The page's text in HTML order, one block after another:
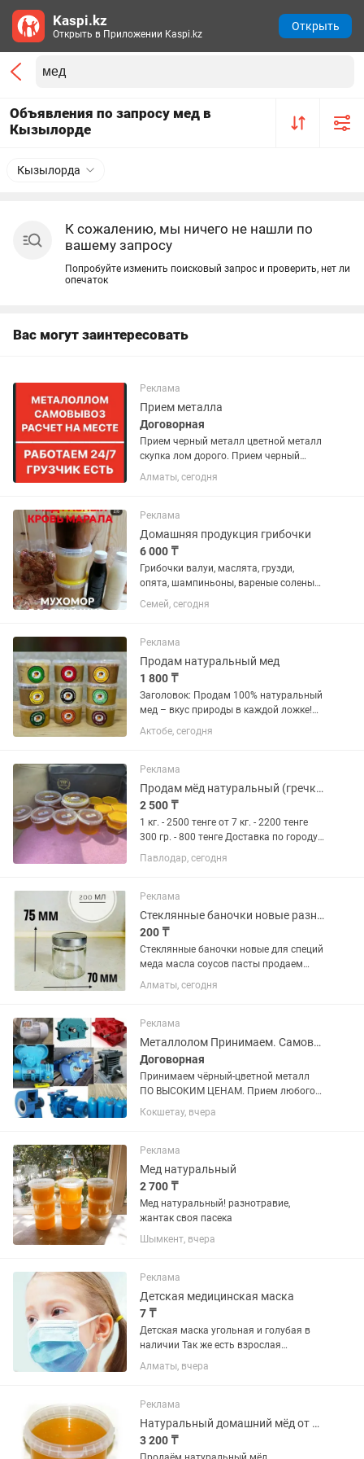
Объявления по запросу мед в
Кызылорде
Кызылорда
К сожалению, мы ничего не нашли по
вашему запросу
Попробуйте изменить поисковый запрос и проверить, нет ли
опечаток
Вас могут заинтересовать
Реклама
Прием металла
Договорная
Прием черный металл цветной металл
скупка лом дорого. Прием черный
металл цветной металл скупка лом
дорого. ПРИНИМАЕМ ЧЕРНЫЙ И
ВСЕВОЗМОЖНЫЕ виды металла:
аккумуляторы,...
Алматы, сегодня
Реклама
Домашняя продукция грибочки
6 000 ₸
Грибочки валуи, маслята, грузди,
опята, шампиньоны, вареные соленые,
6 тысяч тенге литровая баночка.
Ежовик 5т,т, красный 10т,т, пантерный
Сосновые шишки в меду...
Семей, сегодня
Реклама
Продам натуральный мед
1 800 ₸
Заголовок: Продам 100% натуральный
мед – вкус природы в каждой ложке!
Описание: 🍯 Натуральный мед
высшего качества – прямое
добавок и примесей – только чистый,...
Актобе, сегодня
Реклама
Продам мёд натуральный (гречка с подсолнухом)
2 500 ₸
1 кг. - 2500 тенге от 7 кг. - 2200 тенге
300 гр. - 800 тенге Доставка по городу
Павлодар БЕСПЛАТНО!
Павлодар, сегодня
Реклама
Стеклянные баночки новые разные
200 ₸
Стеклянные баночки новые для специй
меда масла соусов пасты продаем
оптом отправка в регионы из Алматы
Алматы, сегодня
Реклама
Металлолом Принимаем. Самовывоз
Договорная
Принимаем чёрный-цветной металл
ПО ВЫСОКИМ ЦЕНАМ. Прием любого
вида железа, металлолом, чугунные
батареи, ванны, трубы! Так же и
Медь; Кабель; Аккумулятор; Латунь;...
Кокшетау, вчера
Реклама
Мед натуральный
2 700 ₸
Мед натуральный! разнотравие,
жантак своя пасека
Шымкент, вчера
Реклама
Детская медицинская маска
7 ₸
Детская маска угольная и голубая в
наличии Так же есть взрослая
большой асссоримени мед изделий 2
склада Алматы Астана
Алматы, вчера
Реклама
Натуральный домашний мёд от пасечника/Таза үй балы бал ара шаруашылығынан
3 200 ₸
Kaspi.kz
Открыть в Приложении Kaspi.kz
Открыть